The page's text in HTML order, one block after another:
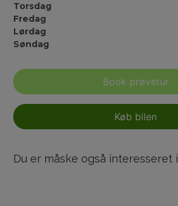
Torsdag
Fredag
Lørdag
Søndag
Book prøvetur
Køb bilen
Du er måske også interesseret i